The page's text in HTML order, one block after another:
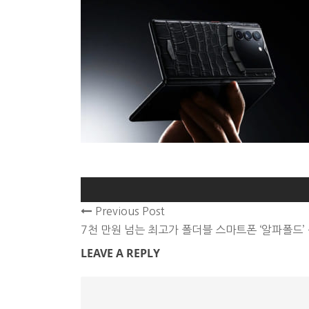
Previous Post
7천 만원 넘는 최고가 폴더블 스마트폰 ‘알파폴드
LEAVE A REPLY